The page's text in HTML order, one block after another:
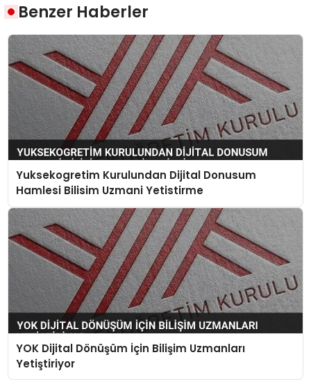
Benzer Haberler
Yuksekogretim Kurulundan Dijital Donusum
Hamlesi Bilisim Uzmani Yetistirme
YOK Dijital Dönüşüm İçin Bilişim Uzmanları
Yetiştiriyor